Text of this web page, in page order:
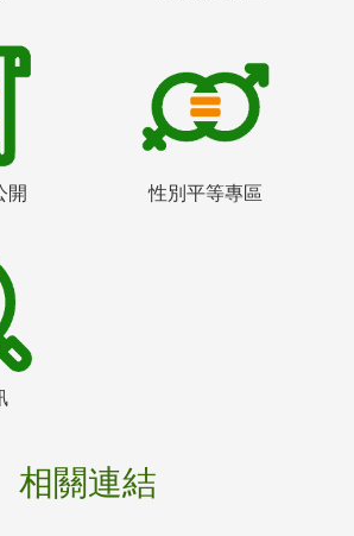
開 性別平等專區
相關連結